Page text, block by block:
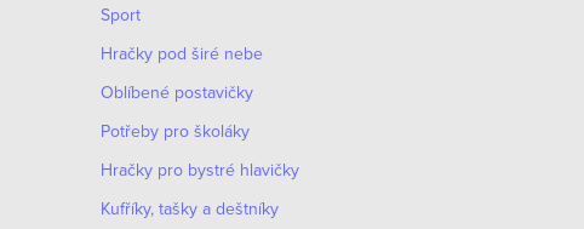
Sport
Hračky pod širé nebe
Oblíbené postavičky
Potřeby pro školáky
Hračky pro bystré hlavičky
Kufříky, tašky a deštníky